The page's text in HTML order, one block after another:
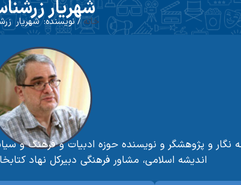
شهریار
خانه/ نویسنده: شهریار
روزنامه نگار و پژوهشگر و نویسنده حوزه ادبیات و
اندیشه اسلامی، مشاور فرهنگی دبیرکل نهاد